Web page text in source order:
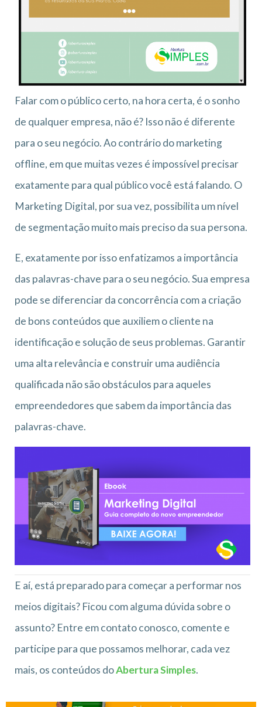
Falar com o público certo, na hora certa, é o sonho
de qualquer empresa, não é? Isso não é diferente
para o seu negócio. Ao contrário do marketing
offline, em que muitas vezes é impossível precisar
exatamente para qual público você está falando. O
Marketing Digital, por sua vez, possibilita um nível
de segmentação muito mais preciso da sua persona.
E, exatamente por isso enfatizamos a importância
das palavras-chave para o seu negócio. Sua empresa
pode se diferenciar da concorrência com a criação
de bons conteúdos que auxiliem o cliente na
identificação e solução de seus problemas. Garantir
uma alta relevância e construir uma audiência
qualificada não são obstáculos para aqueles
empreendedores que sabem da importância das
palavras-chave.
E aí, está preparado para começar a performar nos
meios digitais? Ficou com alguma dúvida sobre o
assunto? Entre em contato conosco, comente e
participe para que possamos melhorar, cada vez
mais, os conteúdos doAbertura Simples.